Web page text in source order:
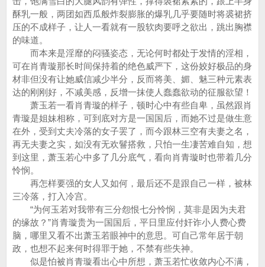
酥乳一般，两团如西瓜般炸裂膨胀的爆乳几乎要随时将裘裙挤
压的不成样子，让人一看就有一股软肉要呼之欲出，跳出胸襟
的味道。
而本来是淫靡的闷骚姿态，无论何时都处于发情的淫相，
可在肖青璇那长时间保持着的绝色威严下，这份姣好极品的身
材非但没有让她威信减少半分，反而将美、媚、魅三种元素表
达的刚刚好，不减美感，反增一抹使人蠢蠢欲动的征服欲望！
萧玉若一看肖青璇的样子，顿时心中有些自卑，虽然跟肖
青璇是姐妹相称，可到底对方是一国国后，而她不过是做生意
在外，受到丈夫冷落的女子罢了，而今跟林三空有夫妻之名，
再无夫妻之实，如没有无欢鬙搭救，只怕一生凄苦难自知，想
到这里，萧玉若心中多了几分底气，看向肖青璇时也带着几分
怜悯。
再怎样要强的女人又如何，最后还不是跟自己一样，被林
三冷落，打入冷宫。
“为何玉若对我带有三分怨恨七分怜悯，莫非是因为夫君
的缘故？”肖青璇贵为一国国后，平日里应付奸诈小人费心费
脑，哪里又看不出萧玉若眼神中的意思。可自己常年居于朝
政，也想不起来何时得罪于她，不禁有些失神。
似是怕被肖青璇看出心中所想，萧玉若忙收敛内心不满，